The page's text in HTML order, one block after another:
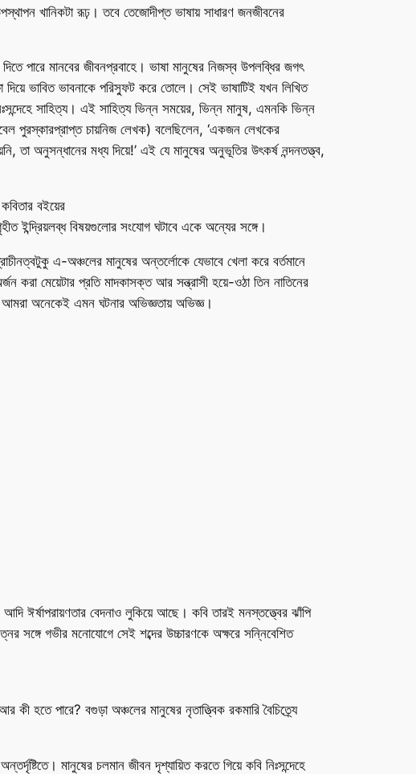
খানিকটা রূঢ়। তবে তেজোদীপ্ত ভাষায় সাধারণ জনজীবনের
পারে মানবের জীবনপ্রবাহে। ভাষা মানুষের নিজস্ব উপলব্ধির জগৎ
ভাবিত ভাবনাকে পরিস্ফুট করে তোলে। সেই ভাষাটিই যখন লিখিত
সাহিত্য। এই সাহিত্য ভিন্ন সময়ের, ভিন্ন মানুষ, এমনকি ভিন্ন
পুরস্কারপ্রাপ্ত চায়নিজ লেখক) বলেছিলেন, ‘একজন লেখকের
তা অনুসন্ধানের মধ্য দিয়ে!’ এই যে মানুষের অনুভূতির উৎকর্ষ নন্দনতত্ত্ব,
বইয়ের
ইন্দ্রিয়লব্ধ বিষয়গুলোর সংযোগ ঘটাবে একে অন্যের সঙ্গে।
এ-অঞ্চলের মানুষের অন্তর্লোকে যেভাবে খেলা করে বর্তমানে
করা মেয়েটার প্রতি মাদকাসক্ত আর সন্ত্রাসী হয়ে-ওঠা তিন নাতিনের
আমরা অনেকেই এমন ঘটনার অভিজ্ঞতায় অভিজ্ঞ।
ঈর্ষাপরায়ণতার বেদনাও লুকিয়ে আছে। কবি তারই মনস্তত্ত্বের ঝাঁপি
সঙ্গে গভীর মনোযোগে সেই শব্দের উচ্চারণকে অক্ষরে সন্নিবেশিত
হতে পারে? বগুড়া অঞ্চলের মানুষের নৃতাত্ত্বিক রকমারি বৈচিত্র্যে
মানুষের চলমান জীবন দৃশ্যায়িত করতে গিয়ে কবি নিঃসন্দেহে